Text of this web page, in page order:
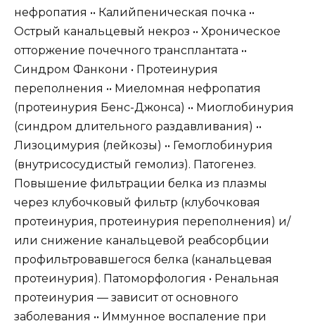
нефропатия •• Калийпеническая почка ••
Острый канальцевый некроз •• Хроническое
отторжение почечного трансплантата ••
Синдром Фанкони • Протеинурия
переполнения •• Миеломная нефропатия
(протеинурия Бенс-Джонса) •• Миоглобинурия
(синдром длительного раздавливания) ••
Лизоцимурия (лейкозы) •• Гемоглобинурия
(внутрисосудистый гемолиз). Патогенез.
Повышение фильтрации белка из плазмы
через клубочковый фильтр (клубочковая
протеинурия, протеинурия переполнения) и/
или снижение канальцевой реабсорбции
профильтровавшегося белка (канальцевая
протеинурия). Патоморфология • Ренальная
протеинурия — зависит от основного
заболевания •• Иммунное воспаление при